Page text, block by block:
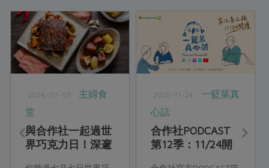
2026-07-07
主婦食
堂
與合作社一起過世
界巧克力日！深邃
2025-11-24
一籃菜真
心話
合作社PODCAST
第12季：11/24開